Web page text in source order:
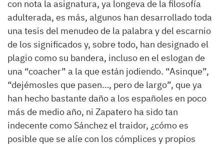
con nota la asignatura, ya longeva de la filosofía
adulterada, es más, algunos han desarrollado toda
una tesis del menudeo de la palabra y del escarnio
de los significados y, sobre todo, han designado el
plagio como su bandera, incluso en el eslogan de
una “coacher” a la que están jodiendo. “Asinque”,
“dejémosles que pasen…, pero de largo”, que ya
han hecho bastante daño a los españoles en poco
más de medio año, ni Zapatero ha sido tan
indecente como Sánchez el traidor, ¿cómoes
posible que se alíe con los cómplices y propios